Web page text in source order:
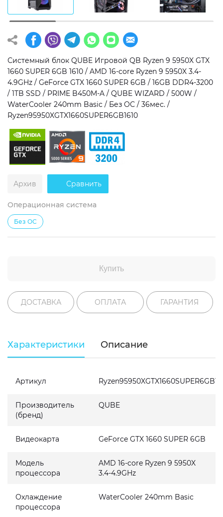
Операционная система
Windows 11 Home
Windows 11 Pro
Без ОС
Тип накопителя
SSD
HDD
SSD + HDD
Дополнительно
RGB-подсветка
Разблокированный множитель CPU
Сверхбыстрый M.2 SSD NVME
Системный блок QUBE Игровой QB Ryzen 9 5950X GTX
1660 SUPER 6GB 1610 / AMD 16-core Ryzen 9 5950X 3.4-
4.9GHz / GeForce GTX 1660 SUPER 6GB / 16GB DDR4-3200
/ 1TB SSD / PRIME B450M-A / QUBE WIZARD / 500W /
WaterCooler 240mm Basic / Без ОС / 36мес. /
Ryzen95950XGTX1660SUPER6GB1610
Архив Сравнить
Операционная система
Без ОС
Купить
ДОСТАВКА ОПЛАТА ГАРАНТИЯ
Характеристики Описание
Артикул
Производитель
(бренд)
QUBE
Видеокарта GeForce GTX 1660 SUPER 6GB
Модель
процессора
AMD 16-core Ryzen 9 5950X
3.4-4.9GHz
Охлаждение
процессора
WaterCooler 240mm Basic